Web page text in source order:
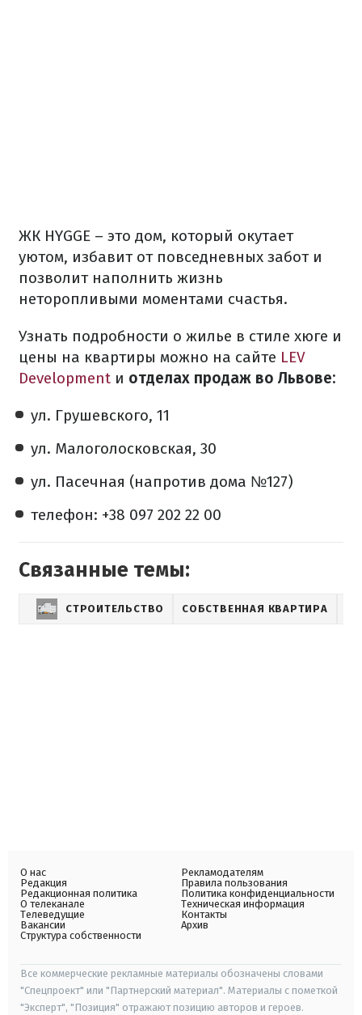
ЖК HYGGE – это дом, который окутает
уютом, избавит от повседневных забот и
позволит наполнить жизнь
неторопливыми моментами счастья.
Узнать подробности о жилье в стиле хюге и
цены на квартиры можно на сайте LEV
Development и отделах продаж во Львове:
ул. Грушевского, 11
ул. Малоголосковская, 30
ул. Пасечная (напротив дома №127)
телефон: +38 097 202 22 00
Связанные темы:
СТРОИТЕЛЬСТВО СОБСТВЕННАЯ КВАРТИРА
О нас
Редакция
Редакционная политика
О телеканале
Телеведущие
Вакансии
Структура собственности
Рекламодателям
Правила пользования
Политика конфиденциальности
Техническая информация
Контакты
Архив
Все коммерческие рекламные материалы обозначены словами
"Спецпроект" или "Партнерский материал". Материалы с пометкой
"Эксперт", "Позиция" отражают позицию авторов и героев.